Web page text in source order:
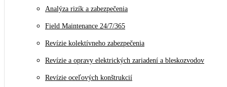
Analýza rizík a zabezpečenia
Field Maintenance 24/7/365
Revízie kolektívneho zabezpečenia
Revízie a opravy elektrických zariadení a bleskozvodov
Revízie oceľových konštrukcií